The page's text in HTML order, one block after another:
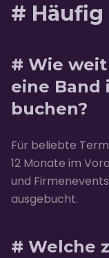
# Häufig
# Wie
eine Band
buchen?
Für beliebte
12 Monate im
und
ausgebucht.
# Welche